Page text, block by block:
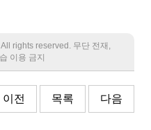
rights reserved. 무단 전재,
이용 금지
이전 목록 다음